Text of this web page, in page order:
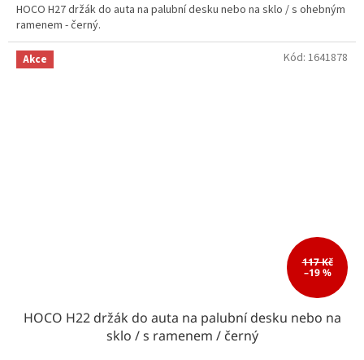
HOCO H27 držák do auta na palubní desku nebo na sklo / s ohebným
ramenem - černý.
Akce
117 Kč
–19 %
HOCO H22 držák do auta na palubní desku nebo na
sklo / s ramenem / černý
Kód: 1641878